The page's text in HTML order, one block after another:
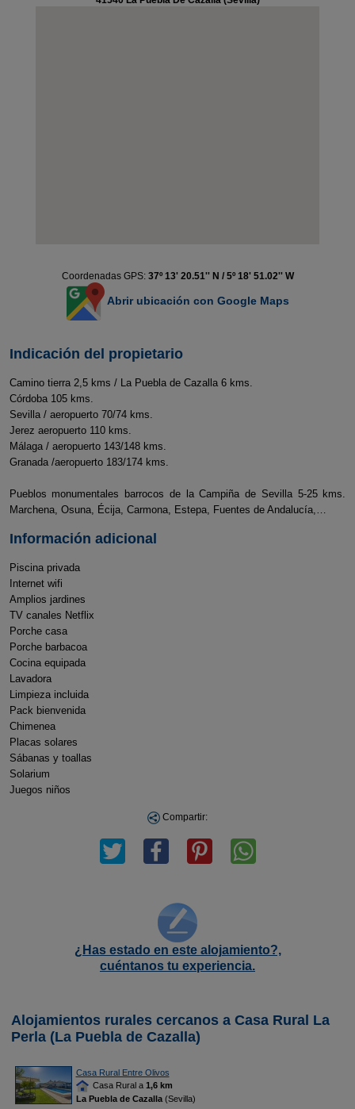
Coordenadas GPS: 37º 13' 20.51'' N / 5º 18' 51.02'' W
Abrir ubicación con Google Maps
Indicación del propietario
Camino tierra 2,5 kms / La Puebla de Cazalla 6 kms.
Córdoba 105 kms.
Sevilla / aeropuerto 70/74 kms.
Jerez aeropuerto 110 kms.
Málaga / aeropuerto 143/148 kms.
Granada /aeropuerto 183/174 kms.
Pueblos monumentales barrocos de la Campiña de Sevilla 5-25 kms.
Marchena, Osuna, Écija, Carmona, Estepa, Fuentes de Andalucía,…
Información adicional
Piscina privada
Internet wifi
Amplios jardines
TV canales Netflix
Porche casa
Porche barbacoa
Cocina equipada
Lavadora
Limpieza incluida
Pack bienvenida
Chimenea
Placas solares
Sábanas y toallas
Solarium
Juegos niños
Compartir:
¿Has estado en este alojamiento?,
cuéntanos tu experiencia.
Alojamientos rurales cercanos a Casa Rural La
Perla (La Puebla de Cazalla)
Casa Rural Entre Olivos
Casa Rural a 1,6 km
La Puebla de Cazalla(Sevilla)